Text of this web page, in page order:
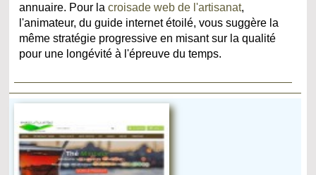
annuaire. Pour lacroisade web de l'artisanat,
l'animateur, du guide internet étoilé, vous suggère la
même stratégie progressive en misant sur la qualité
pour une longévité à l'épreuve du temps.